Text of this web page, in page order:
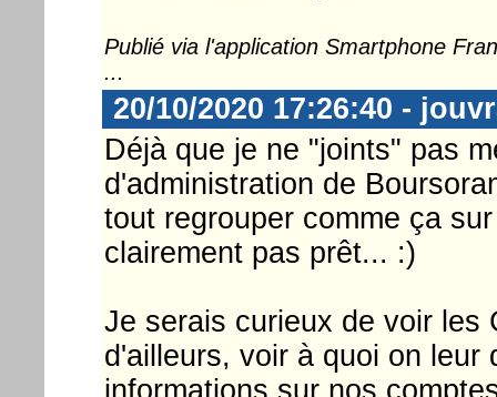
Publié via l'application Smartphone
...
20/10/2020 17:26:40 -
Déjà que je ne "joints" pas
d'administration de
tout regrouper comme ça
clairement pas prêt... :)
Je serais curieux de voir les
d'ailleurs, voir à quoi on leur
informations sur nos